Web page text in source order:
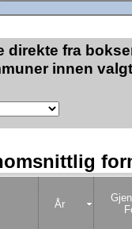
direkte fra
innen
År